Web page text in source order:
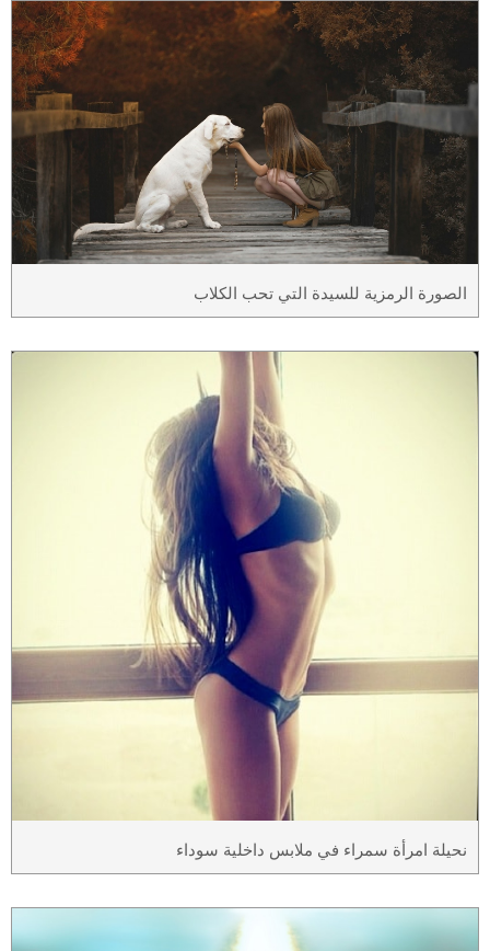
الصورة الرمزية للسيدة التي تحب الكلاب
نحيلة امرأة سمراء في ملابس داخلية سوداء